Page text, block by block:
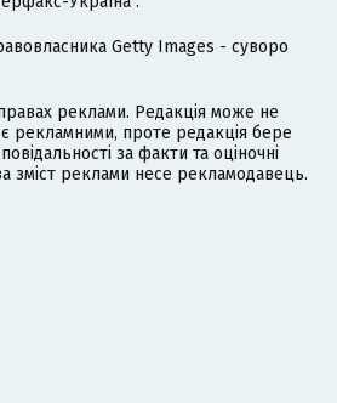
Getty Images - суворо
реклами. Редакція може не
рекламними, проте редакція бере
за факти та оціночні
зміст реклами несе рекламодавець.